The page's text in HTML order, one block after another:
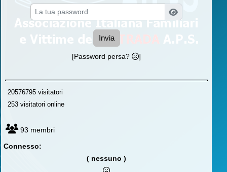
Invia
[Password persa? ]
20576795 visitatori
253 visitatori online
93 membri
Connesso:
( nessuno )